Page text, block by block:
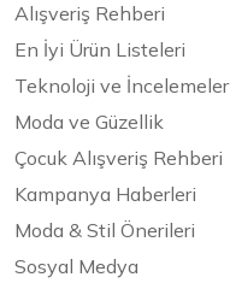
Alışveriş Rehberi
En İyi Ürün Listeleri
Teknoloji ve İncelemeler
Moda ve Güzellik
Çocuk Alışveriş Rehberi
Kampanya Haberleri
Moda & Stil Önerileri
Sosyal Medya